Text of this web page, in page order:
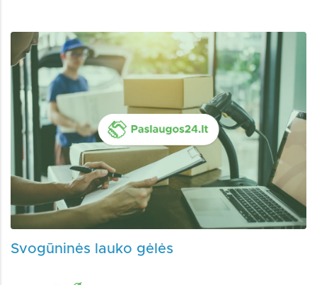
Svogūninės lauko gėlės